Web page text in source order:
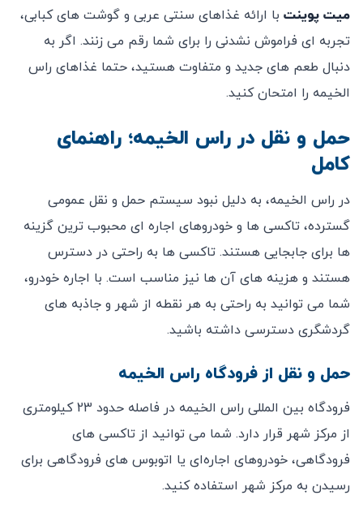
میت پوینت با ارائه غذاهای سنتی عربی و گوشت‌ های کبابی،
تجربه ‌ای فراموش ‌نشدنی را برای شما رقم می ‌زنند. اگر به
دنبال طعم‌ های جدید و متفاوت هستید، حتما غذاهای راس
الخیمه را امتحان کنید.
حمل و نقل در راس الخیمه؛ راهنمای
کامل
در راس الخیمه، به دلیل نبود سیستم حمل و نقل عمومی
گسترده، تاکسی ‌ها و خودروهای اجاره‌ ای محبوب ‌ترین گزینه‌
ها برای جابجایی هستند. تاکسی‌ ها به راحتی در دسترس
هستند و هزینه‌ های آن‌ ها نیز مناسب است. با اجاره خودرو،
شما می ‌توانید به راحتی به هر نقطه از شهر و جاذبه ‌های
گردشگری دسترسی داشته باشید.
حمل و نقل از فرودگاه راس الخیمه
فرودگاه بین ‌المللی راس الخیمه در فاصله حدود 23 کیلومتری
از مرکز شهر قرار دارد. شما می ‌توانید از تاکسی ‌های
فرودگاهی، خودروهای اجاره‌ای یا اتوبوس ‌های فرودگاهی برای
رسیدن به مرکز شهر استفاده کنید.